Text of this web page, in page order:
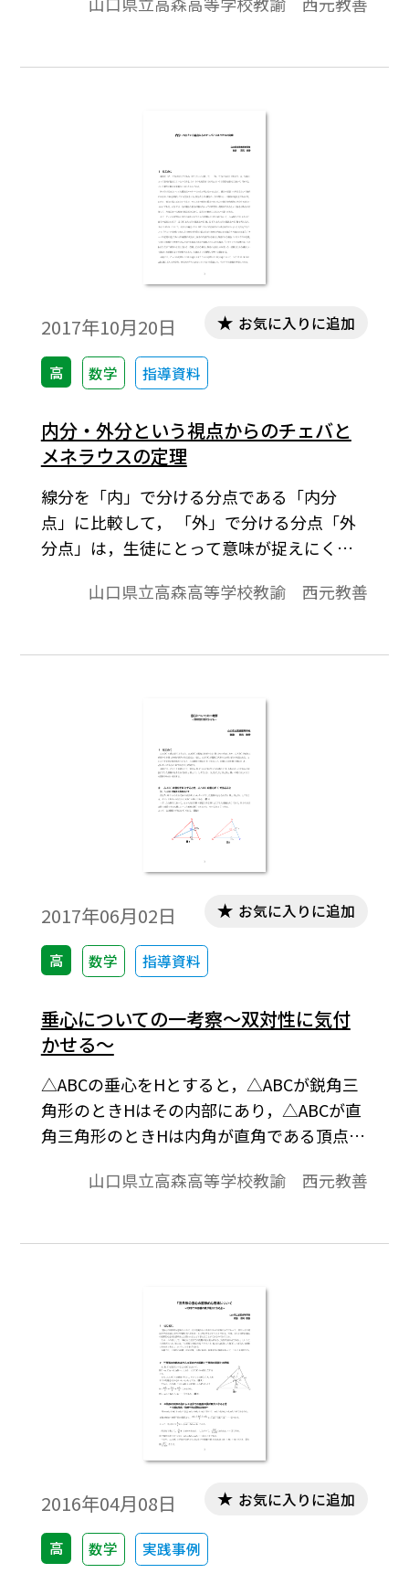
た。 それは，もとの三角形とその外接三
して考察したものであり，①重心 ～各辺の
三角形の重心に一致～ ，②垂心と外心，③
傍心と垂心と内心，④頂点，内心，傍心と
外接円の関係というような観点から考察し
た。 本稿では，３つの頂点，内心と三角
形の２つの頂点を結んでできる三角形(３つ
ある)の外心(３つある)の計６つの点につい
ての性質を考察する。※文中の数式は，
「Tosho数式エディタ」で作成されていま
す。ワード文書で数式を正しく表示するため
には，「Tosho数式エディタ」が導入されて
いることが必要です。無償ダウンロードはこ
ちら→無償ダウンロードのご案内
2017年10月20日
高 数学 指導資料
お気に入りに追加
内分・外分という視点からのチェバと
メネラウスの定理
線分を「内」で分ける分点である「内分
点」に比較して， 「外」で分ける分点「外
分点」は，生徒にとって意味が捉えにくい
びその逆やメネラウスの定理およびその逆
ちらになっているかを意識して，そのとき
「Tosho数式エディタ」で作成されていま
す。ワード文書で数式を正しく表示するため
には，「Tosho数式エディタ」が導入されて
いることが必要です。無償ダウンロードはこ
ちら→無償ダウンロードのご案内
山口県立高森高等学校教諭 西元教善
2017年06月02日
高 数学 指導資料
お気に入りに追加
垂心についての一考察～双対性に気付
かせる～
△ABCの垂心をHとすると，△ABCが鋭角三
角形のときHはその内部にあり，△ABCが直
角三角形のときHは内角が直角である頂点に
外部にある。このようすを図に描き眺めて
に△BCHの垂心がA，△CAHの垂心がBであ
踏まえて，頂点A，B，Cからそれぞれの対辺
BC，CA，ABあるいはそれらの延長に下した
垂線の足をそれぞれHA，HB，HCとすると
き，A，B，C，H ，HA，HB，HCの間にはど
のような関係があるか考察する。※文中の
数式は，「Tosho数式エディタ」で作成され
ています。ワード文書で数式を正しく表示す
るためには，「Tosho数式エディタ」が導入
されていることが必要です。会員向け無償ダ
ウンロードはこちら→https://ten.tokyo-
shoseki.co.jp/login/newenter.php?
wurl=/detail/40776/
山口県立高森高等学校教諭 西元教善
2016年04月08日
高 数学 実践事例
お気に入りに追加